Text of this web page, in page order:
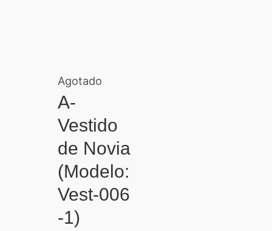
Agotado
A-
Vestido
de Novia
(Modelo:
Vest-006
-1)